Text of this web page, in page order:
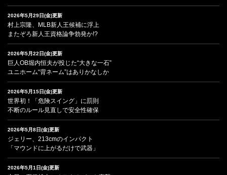
2026年5月29日(金)更新
村上宗隆、MLB新人王候補に浮上
またぞろ新人王資格論争勃発か!?
2026年5月22日(金)更新
巨人OB堀内恒夫が投じた“大きな一石”
ユニホーム“背ネーム”はありかなしか
2026年5月15日(金)更新
世界初！「危険スイング」に罰則
不断のルール見直しで安全性確保
2026年5月8日(金)更新
ジェリー、213cmのインパクト
「マウンドに上がるだけで武器」
2026年5月1日(金)更新